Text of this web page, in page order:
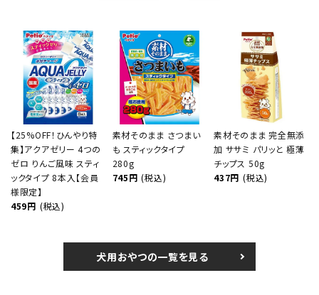
【25%OFF！ひんやり特
集】アクアゼリー 4つの
ゼロ りんご風味 スティ
ックタイプ 8本入【会員
様限定】
459円 (税込)
素材そのまま さつまい
も スティックタイプ
280g
745円 (税込)
素材そのまま 完全無添
加 ササミ パリッと 極薄
チップス 50g
437円 (税込)
犬用おやつの一覧を見る